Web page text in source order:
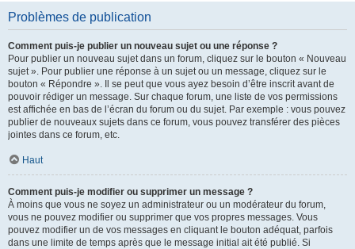
Problèmes de publication
Comment puis-je publier un nouveau sujet ou une réponse ?
Pour publier un nouveau sujet dans un forum, cliquez sur le bouton « Nouveau
sujet ». Pour publier une réponse à un sujet ou un message, cliquez sur le
bouton « Répondre ». Il se peut que vous ayez besoin d’être inscrit avant de
pouvoir rédiger un message. Sur chaque forum, une liste de vos permissions
est affichée en bas de l’écran du forum ou du sujet. Par exemple : vous pouvez
publier de nouveaux sujets dans ce forum, vous pouvez transférer des pièces
jointes dans ce forum, etc.
Haut
Comment puis-je modifier ou supprimer un message ?
À moins que vous ne soyez un administrateur ou un modérateur du forum,
vous ne pouvez modifier ou supprimer que vos propres messages. Vous
pouvez modifier un de vos messages en cliquant le bouton adéquat, parfois
dans une limite de temps après que le message initial ait été publié. Si